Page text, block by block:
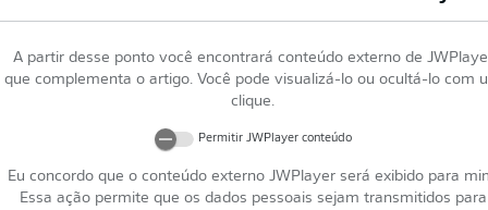
A partir desse ponto você encontrará conteúdo externo de
que complementa o artigo. Você pode visualizá-lo ou ocultá-lo com
clique.
Permitir JWPlayerconteúdo
Eu concordo que o conteúdo externo JWPlayerserá exibido para
Essa ação permite que os dados pessoais sejam transmitidos para